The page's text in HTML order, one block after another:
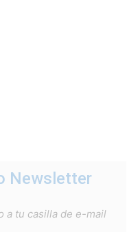
Newsletter
a tu casilla de e-mail